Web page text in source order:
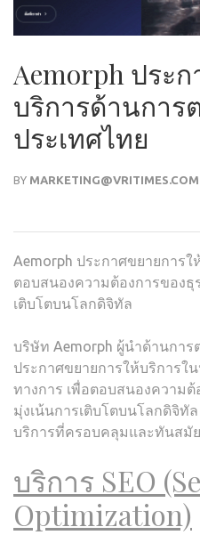
Aemorph ประ
บริการด้านการ
ประเทศไทย
BY MARKETING@VRITIMES.COM
Aemorph ประกาศขยายการใ
ตอบสนองความต้องการของธุ
เติบโตบนโลกดิจิทัล
บริษัท Aemorph ผู้นำด้านกา
ประกาศขยายการให้บริการใ
ทางการ เพื่อตอบสนองความ
มุ่งเน้นการเติบโตบนโลกดิจิทั
บริการที่ครอบคลุมและทันสมัย
บริการ SEO
Optimization)